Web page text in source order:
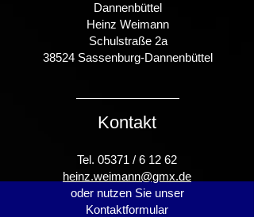
Dannenbüttel
Heinz Weimann
Schulstraße 2a
38524 Sassenburg-Dannenbüttel
Kontakt
Tel. 05371 /​ 6 12 62
heinz.weimann@gmx.de
oder nutzen Sie unser
Kontaktformular